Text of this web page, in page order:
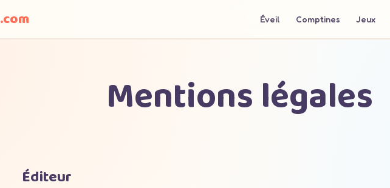
.com Éveil Comptines Jeux
Mentions légales
Éditeur